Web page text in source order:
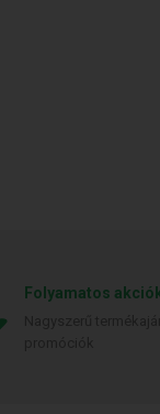
Folyamatos